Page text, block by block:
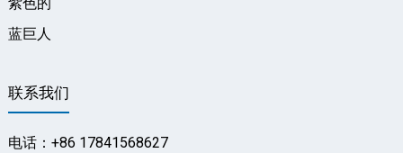
蓝巨人
联系我们
电话：+86 17841568627